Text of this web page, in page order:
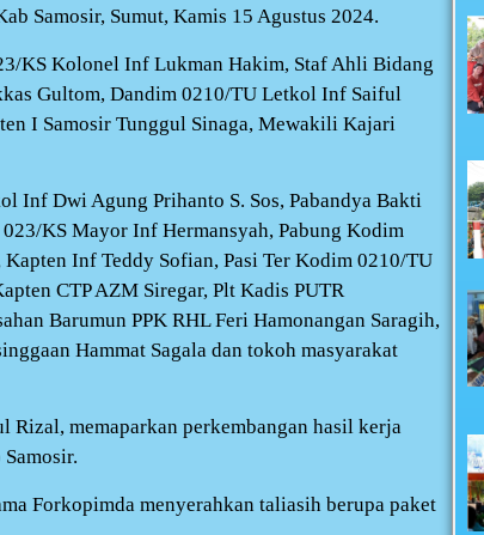
Samosir, Sumut, Kamis 15 Agustus 2024.
KS Kolonel Inf Lukman Hakim, Staf Ahli Bidang
Gultom, Dandim 0210/TU Letkol Inf Saiful
I Samosir Tunggul Sinaga, Mewakili Kajari
Inf Dwi Agung Prihanto S. Sos, Pabandya Bakti
KS Mayor Inf Hermansyah, Pabung Kodim
Inf Teddy Sofian, Pasi Ter Kodim 0210/TU
CTP AZM Siregar, Plt Kadis PUTR
Barumun PPK RHL Feri Hamonangan Saragih,
Hammat Sagala dan tokoh masyarakat
Rizal, memaparkan perkembangan hasil kerja
Forkopimda menyerahkan taliasih berupa paket